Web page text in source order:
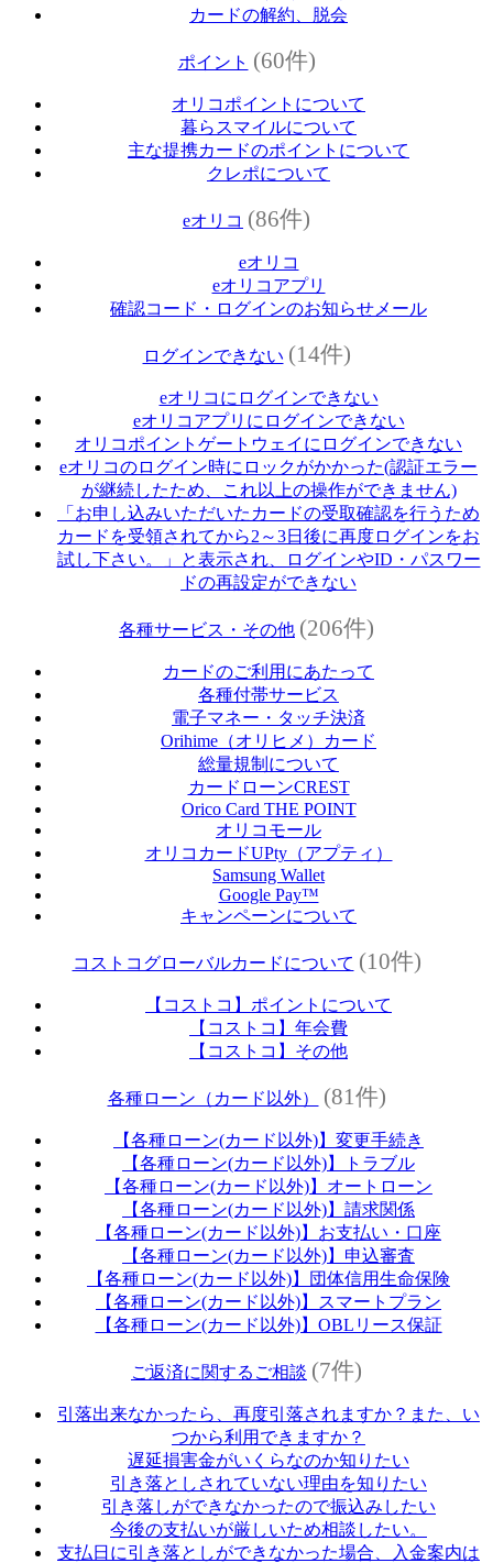
カードの解約、脱会
ポイント (60件)
オリコポイントについて
暮らスマイルについて
主な提携カードのポイントについて
クレポについて
eオリコ (86件)
eオリコ
eオリコアプリ
確認コード・ログインのお知らせメール
ログインできない (14件)
eオリコにログインできない
eオリコアプリにログインできない
オリコポイントゲートウェイにログインできない
eオリコのログイン時にロックがかかった(認証エラー
が継続したため、これ以上の操作ができません)
「お申し込みいただいたカードの受取確認を行うため
カードを受領されてから2～3日後に再度ログインをお
試し下さい。」と表示され、ログインやID・パスワー
ドの再設定ができない
各種サービス・その他 (206件)
カードのご利用にあたって
各種付帯サービス
電子マネー・タッチ決済
Orihime（オリヒメ）カード
総量規制について
カードローンCREST
Orico Card THE POINT
オリコモール
オリコカードUPty（アプティ）
Samsung Wallet
Google Pay™
キャンペーンについて
コストコグローバルカードについて (10件)
【コストコ】ポイントについて
【コストコ】年会費
【コストコ】その他
各種ローン（カード以外） (81件)
【各種ローン(カード以外)】変更手続き
【各種ローン(カード以外)】トラブル
【各種ローン(カード以外)】オートローン
【各種ローン(カード以外)】請求関係
【各種ローン(カード以外)】お支払い・口座
【各種ローン(カード以外)】申込審査
【各種ローン(カード以外)】団体信用生命保険
【各種ローン(カード以外)】スマートプラン
【各種ローン(カード以外)】OBLリース保証
ご返済に関するご相談 (7件)
引落出来なかったら、再度引落されますか？また、い
つから利用できますか？
遅延損害金がいくらなのか知りたい
引き落としされていない理由を知りたい
引き落しができなかったので振込みしたい
今後の支払いが厳しいため相談したい。
支払日に引き落としができなかった場合、入金案内は